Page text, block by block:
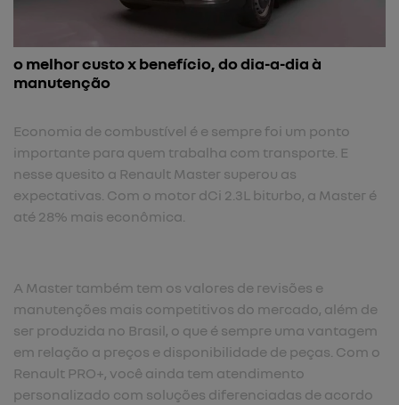
o melhor custo x benefício, do dia-a-dia à
manutenção
Economia de combustível é e sempre foi um ponto
importante para quem trabalha com transporte. E
nesse quesito a Renault Master superou as
expectativas. Com o motor dCi 2.3L biturbo, a Master é
até 28% mais econômica.​
A Master também tem os valores de revisões e
manutenções mais competitivos do mercado, além de
ser produzida no Brasil, o que é sempre uma vantagem
em relação a preços e disponibilidade de peças. Com o
Renault PRO+, você ainda tem atendimento
personalizado com soluções diferenciadas de acordo